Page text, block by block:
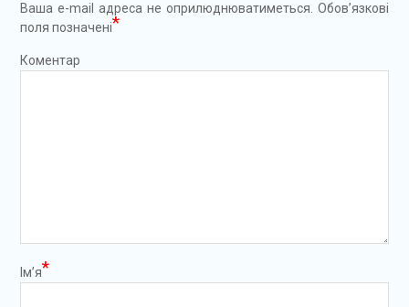
Ваша e-mail адреса не оприлюднюватиметься. Обов’язкові
поля позначені*
Коментар
Ім’я*